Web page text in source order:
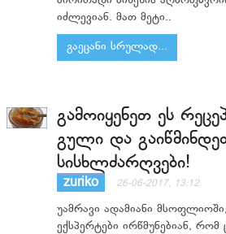
იძლევიან. მათ მეტი..
გაეცანი სრულად...
გამოიყენეთ ეს
გული და
სისხლძარღვები!
zuriko 26-06-2017, 13:12
უამრავი ადამიანი
ექსპერტები ირწმუნებიან, რომ